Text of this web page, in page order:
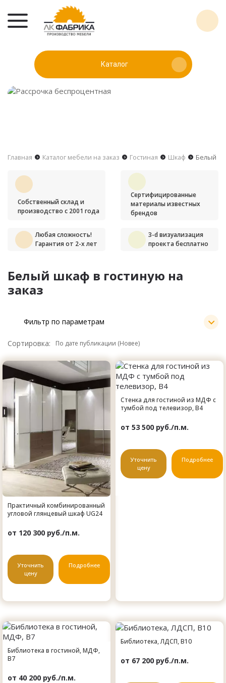
Каталог
Главная Каталог мебели на заказ Гостиная Шкаф Белый
Собственный склад и
производство с 2001 года
Сертифицированные
материалы известных
брендов
Любая сложность!
Гарантия от 2-х лет
3-d визуализация
проекта бесплатно
Белый шкаф в гостиную на
заказ
Фильтр по параметрам
Сортировка:
Практичный комбинированный
угловой глянцевый шкаф UG24
от 120 300 руб./п.м.
Уточнить
цену
Подробнее
Стенка для гостиной из МДФ с
тумбой под телевизор, B4
от 53 500 руб./п.м.
Уточнить
цену
Подробнее
Библиотека в гостиной, МДФ,
B7
от 40 200 руб./п.м.
Библиотека, ЛДСП, B10
от 67 200 руб./п.м.